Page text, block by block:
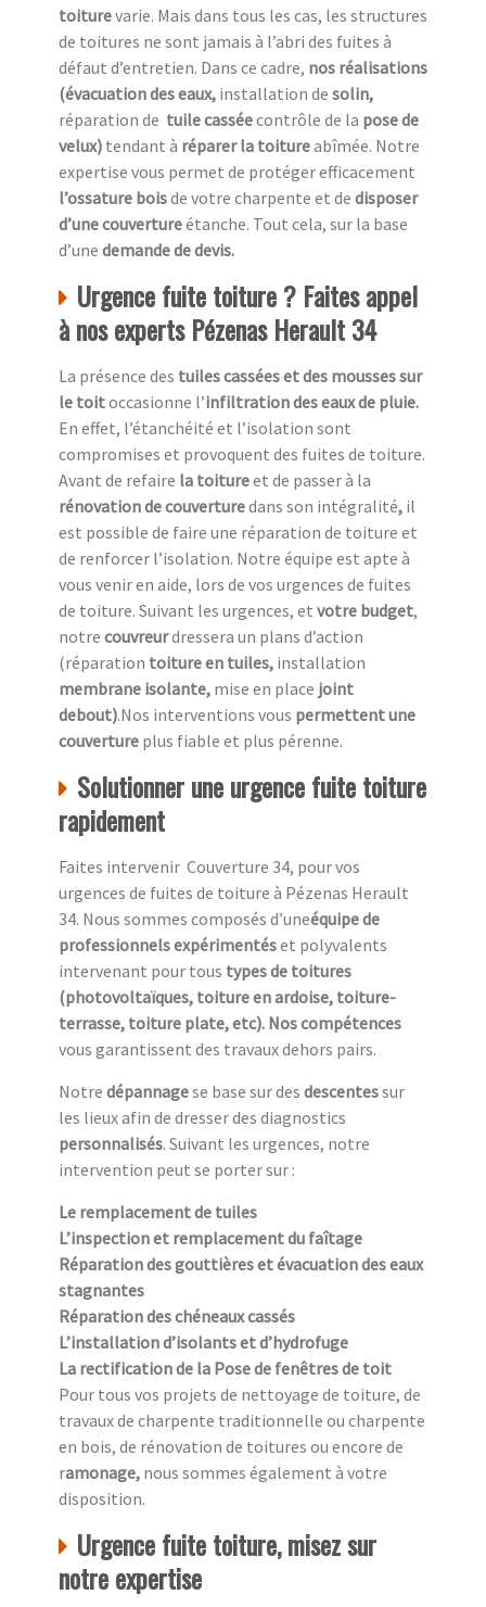
toiturevarie. Mais dans tous les cas, les structures
de toitures ne sont jamais à l’abri des fuites à
défaut d’entretien. Dans ce cadre, nos réalisations
(évacuation des eaux, installation de solin,
réparation de tuile casséecontrôle de la pose de
velux) tendant à réparer la toitureabîmée. Notre
expertise vous permet de protéger efficacement
l’ossature boisde votre charpente et de disposer
d’une couvertureétanche. Tout cela, sur la base
d’une demande de devis.
Urgence fuite toiture ? Faites appel
à nos experts Pézenas Herault 34
La présence des tuiles cassées et des mousses sur
le toitoccasionne l’infiltration des eaux de pluie.
En effet, l’étanchéité et l’isolation sont
compromises et provoquent des fuites de toiture.
Avant de refaire la toitureet de passer à la
rénovation de couverturedans son intégralité, il
est possible de faire une réparation de toiture et
de renforcer l’isolation. Notre équipe est apte à
vous venir en aide, lors de vos urgences de fuites
de toiture. Suivant les urgences, et votre budget,
notre couvreurdressera un plans d’action
(réparation toiture en tuiles, installation
membrane isolante, mise en place joint
debout).Nos interventions vous permettent une
couverture plus fiable et plus pérenne.
Solutionner une urgence fuite toiture
rapidement
Faites intervenir Couverture 34, pour vos
urgences de fuites de toiture à Pézenas Herault
34. Nous sommes composés d’uneéquipe de
professionnels expérimentéset polyvalents
intervenant pour tous types de toitures
(photovoltaïques, toiture en ardoise, toiture-
terrasse, toiture plate, etc). Nos compétences
vous garantissent des travaux dehors pairs.
Notre dépannagese base sur des descentessur
les lieux afin de dresser des diagnostics
personnalisés. Suivant les urgences, notre
intervention peut se porter sur :
Le remplacement de tuiles
L’inspection et remplacement du faîtage
Réparation des gouttières et évacuation des eaux
stagnantes
Réparation des chéneaux cassés
L’installation d’isolants et d’hydrofuge
La rectification de la Pose de fenêtres de toit
Pour tous vos projets de nettoyage de toiture, de
travaux de charpente traditionnelle ou charpente
en bois, de rénovation de toitures ou encore de
ramonage, nous sommes également à votre
disposition.
Urgence fuite toiture, misez sur
notre expertise